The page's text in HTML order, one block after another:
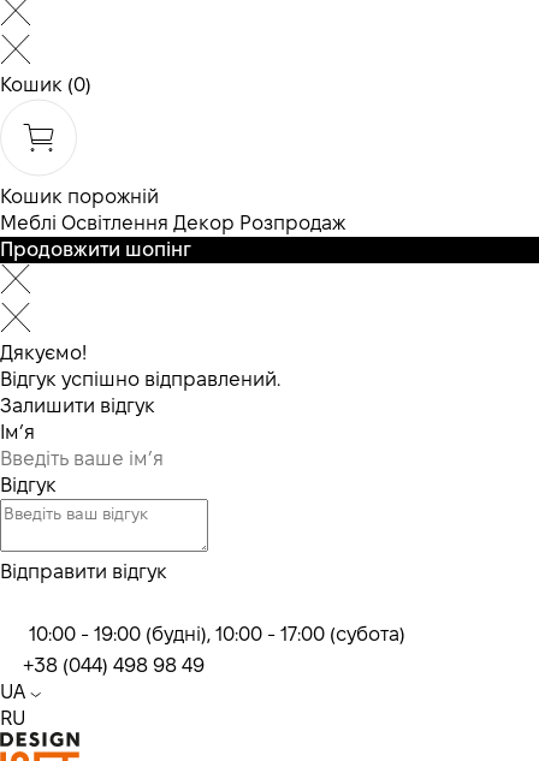
Кошик (0)
Кошик порожній
Меблі Освітлення Декор Розпродаж
Продовжити шопінг
Дякуємо!
Відгук успішно відправлений.
Залишити відгук
Ім’я
Відгук
Відправити відгук
10:00 - 19:00 (будні), 10:00 - 17:00 (субота)
+38 (044) 498 98 49
UA
RU